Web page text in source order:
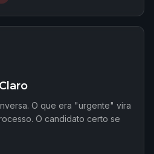
O que era "urgente" vira
O candidato certo se